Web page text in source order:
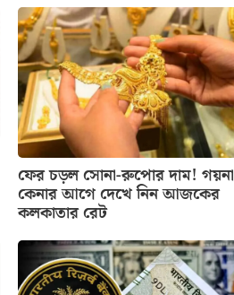
ফের চড়ল সোনা-রুপোর দাম! গয়না
কেনার আগে দেখে নিন আজকের
কলকাতার রেট